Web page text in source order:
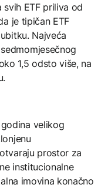
ETF priliva od
je tipičan ETF
Najveća
1,5 odsto više, na
velikog
prostor za
institucionalne
imovina konačno